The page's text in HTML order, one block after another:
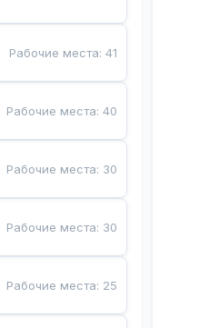
Рабочие места:41
Рабочие места:40
Рабочие места: 30
Рабочие места: 30
Рабочие места: 25